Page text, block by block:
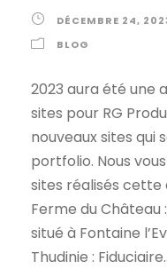
DÉCEMBRE 24,
BLOG
2023 aura été une
sites pour RG
nouveaux sites qui
portfolio. Nous
sites réalisés cette
Ferme du Château
situé à Fontaine
Thudinie :